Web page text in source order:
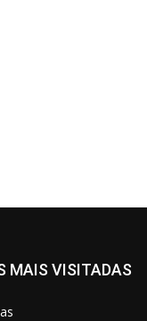
MAIS VISITADAS